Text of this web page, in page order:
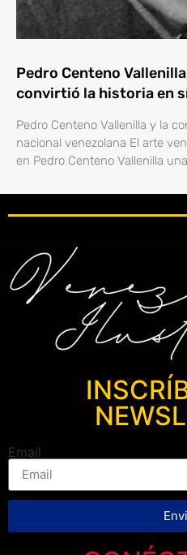
Pedro Centeno
convirtió la historia en
Pedro Centeno Vallenilla y la
nacional venezolana El arte
en Pedro Centeno Vallenilla
Email